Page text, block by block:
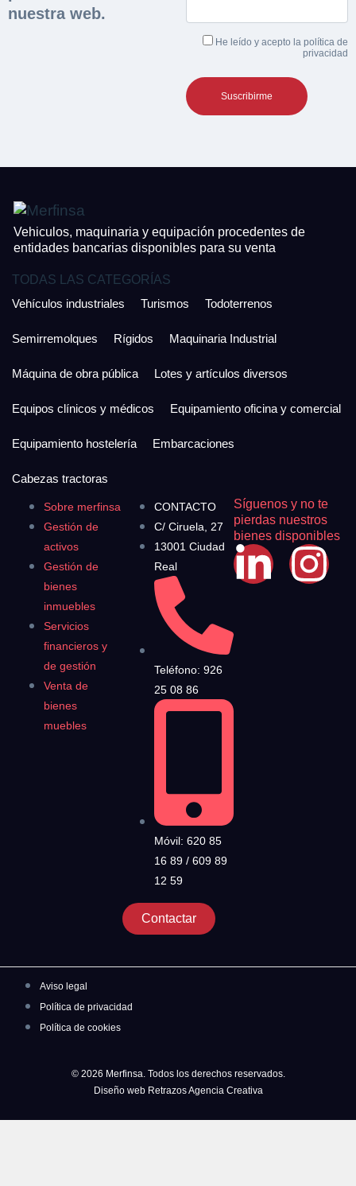
nuestra web.
He leído y acepto la política de
privacidad
Vehiculos, maquinaria y equipación procedentes de
entidades bancarias disponibles para su venta
Sobre merfinsa
Gestión de
activos
Gestión de
bienes
inmuebles
Servicios
financieros y
de gestión
Venta de
bienes
muebles
CONTACTO
C/ Ciruela, 27
13001 Ciudad
Real
Teléfono: 926
25 08 86
Móvil: 620 85
16 89 / 609 89
12 59
Contactar
Síguenos y no te
pierdas nuestros
bienes disponibles
TODAS LAS CATEGORÍAS
Vehículos industriales
Turismos Todoterrenos
Semirremolques Rígidos Maquinaria Industrial
Máquina de obra pública Lotes y artículos diversos
Equipos clínicos y médicos Equipamiento oficina y comercial
Equipamiento hostelería Embarcaciones
Cabezas tractoras
Aviso legal
Política de privacidad
Política de cookies
© 2026 Merfinsa. Todos los derechos reservados.
Diseño web Retrazos Agencia Creativa
Nombre y Apellidos*
Acepto la Política de Privacidad y las Condiciones de Uso.
continuación confirma que estás de acuerdo con ambas.
Vehículos